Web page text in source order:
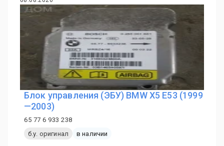
Блок управления (ЭБУ) BMW X5 E53 (1999
—2003)
65 77 6 933 238
б.у. оригинал
в наличии